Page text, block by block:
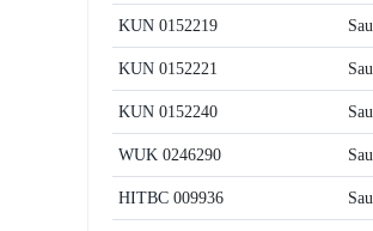
KUN 0152219
KUN 0152221
KUN 0152240
WUK 0246290
HITBC 009936